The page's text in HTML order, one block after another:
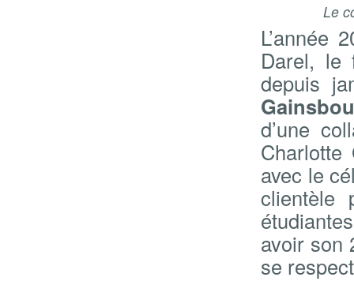
Le
L’année
Darel, le
depuis
d’une
avec le
clientèle
avoir son
se